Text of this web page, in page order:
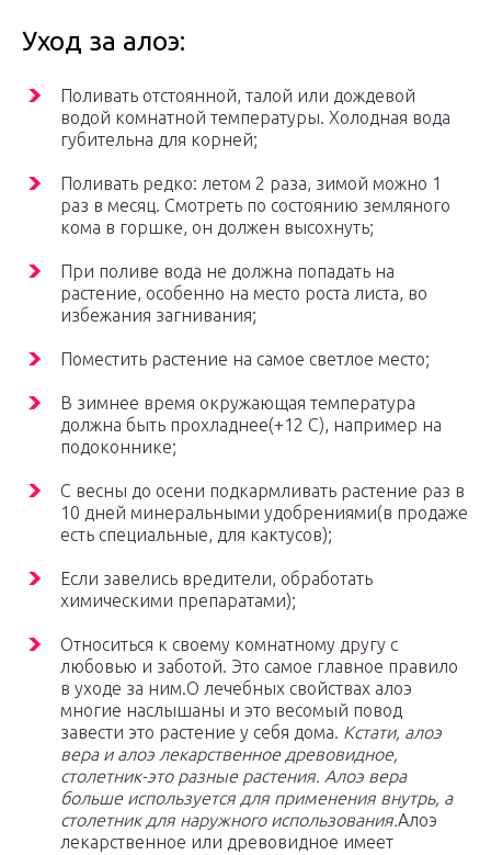
Уход за алоэ:
Поливать отстоянной, талой или дождевой
водой комнатной температуры. Холодная вода
губительна для корней;
Поливать редко: летом 2 раза, зимой можно 1
раз в месяц. Смотреть по состоянию земляного
кома в горшке, он должен высохнуть;
При поливе вода не должна попадать на
растение, особенно на место роста листа, во
избежания загнивания;
Поместить растение на самое светлое место;
В зимнее время окружающая температура
должна быть прохладнее(+12 С), например на
подоконнике;
С весны до осени подкармливать растение раз в
10 дней минеральными удобрениями(в продаже
есть специальные, для кактусов);
Если завелись вредители, обработать
химическими препаратами);
Относиться к своему комнатному другу с
любовью и заботой. Это самое главное правило
в уходе за ним.О лечебных свойствах алоэ
многие наслышаны и это весомый повод
завести это растение у себя дома. Кстати, алоэ
вера и алоэ лекарственное древовидное,
столетник-это разные растения. Алоэ вера
больше используется для применения внутрь, а
столетник для наружного использования.Алоэ
лекарственное или древовидное имеет